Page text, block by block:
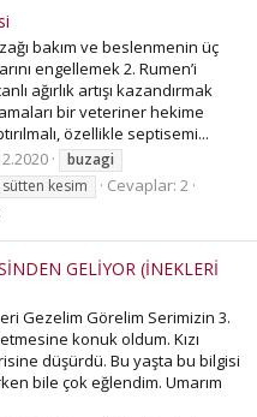
bakım ve beslenmenin üç
engellemek 2. Rumen’i
ağırlık artışı kazandırmak
bir veteriner hekime
özellikle septisemi...
buzagi
sütten kesim
Cevaplar: 2
GELİYOR (İNEKLERİ
Gezelim Görelim Serimizin 3.
konuk oldum. Kızı
düşürdü. Bu yaşta bu bilgisi
bile çok eğlendim. Umarım